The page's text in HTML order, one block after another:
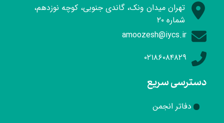
تهران میدان ونک، گاندی جنوبی، کوچه نوزدهم،
شماره ۲۰
amoozesh@iycs.ir
۰۲۱۸۶۰۸۴۸۲۹
دسترسی سریع
دفاتر انجمن